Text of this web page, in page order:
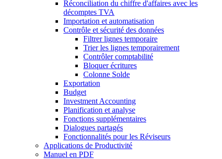
Réconciliation du chiffre d'affaires avec les
décomptes TVA
Importation et automatisation
Contrôle et sécurité des données
Filtrer lignes temporaire
Trier les lignes temporairement
Contrôler comptabilité
Bloquer écritures
Colonne Solde
Exportation
Budget
Investment Accounting
Planification et analyse
Fonctions supplémentaires
Dialogues partagés
Fonctionnalités pour les Réviseurs
Applications de Productivité
Manuel en PDF